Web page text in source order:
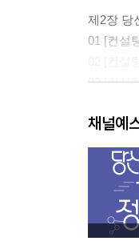
제2장 당
01 [컨설
03 [컨설
05 [컨설
06 [컨설
제3장
01 상위
02 일 잘
채널예